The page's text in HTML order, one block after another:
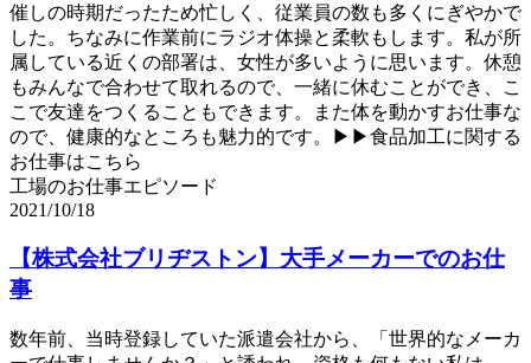
催しの時期だったため忙しく、従業員の数も多くにぎやかで
した。ちなみに作業前にラジオ体操と柔軟もします。私が所
属している近くの部署は、女性が多いように思います。休憩
もみんなで合わせて取れるので、一緒に休むことができ、こ
こで友達をつくることもできます。また体を動かすお仕事な
ので、健康的なところも魅力的です。▶▶食品加工に関する
お仕事はこちら
工場のお仕事エピソード
2021/10/18
【株式会社ブリヂストン】大手メーカーでのお仕
事
数年前、当時登録していた派遣会社から、「世界的なメーカ